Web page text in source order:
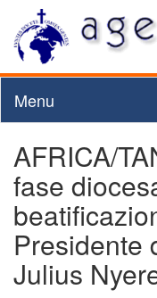
Menu
AFRICA/
fase
Presidente
Julius